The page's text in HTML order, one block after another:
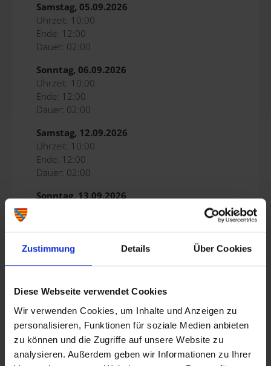
Zustimmung Details Über Cookies
Diese Webseite verwendet Cookies
Wir verwenden Cookies, um Inhalte und Anzeigen zu
personalisieren, Funktionen für soziale Medien anbieten
zu können und die Zugriffe auf unsere Website zu
analysieren. Außerdem geben wir Informationen zu Ihrer
Samstag, 05.09.2026
Uhrzeit: 10:00
Ende: 12:00
Dauer: 02:00
Sonntag, 06.09.2026
Uhrzeit: 10:00
Ende: 12:00
Dauer: 02:00
Samstag, 12.09.2026
Uhrzeit: 10:00
Ende: 12:00
Dauer: 02:00
Sonntag, 13.09.2026
Dauer: 02:00
Ende: 12:00
Dauer: 02:00
Sonntag, 20.09.2026
Uhrzeit: 10:00
Ende: 12:00
Dauer: 02:00